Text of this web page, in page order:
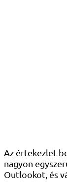
Az értekezlet
nagyon
Outlookot, és